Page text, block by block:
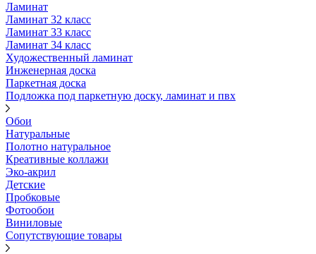
Ламинат
Ламинат 32 класс
Ламинат 33 класс
Ламинат 34 класс
Художественный ламинат
Инженерная доска
Паркетная доска
Подложка под паркетную доску, ламинат и пвх
Обои
Натуральные
Полотно натуральное
Креативные коллажи
Эко-акрил
Детские
Пробковые
Фотообои
Виниловые
Сопутствующие товары